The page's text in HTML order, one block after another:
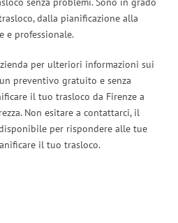
dalla pianificazione alla
e professionale.
per ulteriori informazioni sui
preventivo gratuito e senza
il tuo trasloco da Firenze a
Non esitare a contattarci, il
per rispondere alle tue
il tuo trasloco.